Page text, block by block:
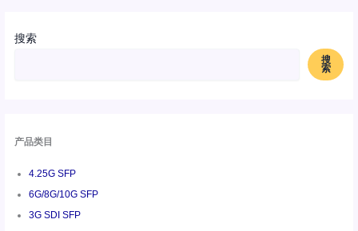
搜索
搜
索
产品类目
4.25G SFP
6G/8G/10G SFP
3G SDI SFP